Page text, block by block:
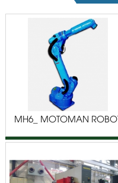
MH6_ MOTOMAN ROBOT